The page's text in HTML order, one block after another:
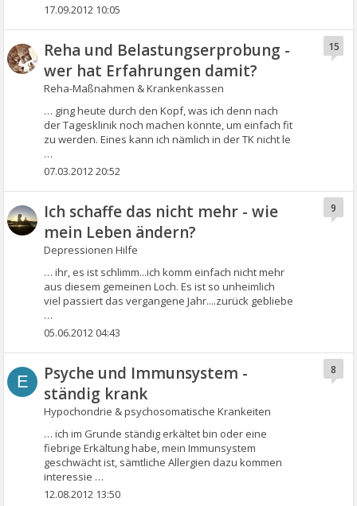
17.09.2012 10:05
Reha und Belastungserprobung -
wer hat Erfahrungen damit?
Reha-Maßnahmen & Krankenkassen
… ging heute durch den Kopf, was ich denn nach
der Tagesklinik noch machen könnte, um einfach fit
zu werden. Eines kann ich nämlich in der TK nicht le
…
15
07.03.2012 20:52
Ich schaffe das nicht mehr - wie
mein Leben ändern?
Depressionen Hilfe
… ihr, es ist schlimm...ich komm einfach nicht mehr
aus diesem gemeinen Loch. Es ist so unheimlich
viel passiert das vergangene Jahr....zurück gebliebe
…
9
05.06.2012 04:43
E
Psyche und Immunsystem -
ständig krank
Hypochondrie & psychosomatische Krankeiten
… ich im Grunde ständig erkältet bin oder eine
fiebrige Erkältung habe, mein Immunsystem
geschwächt ist, sämtliche Allergien dazu kommen
interessie …
8
12.08.2012 13:50